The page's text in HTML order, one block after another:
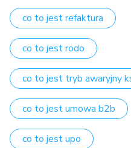
co to jest refaktura
co to jest rodo
co to jest tryb awaryjny
co to jest umowa b2b
co to jest upo